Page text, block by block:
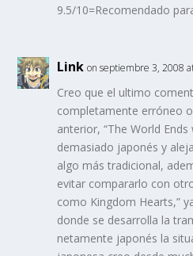
9.5/10=Recomendado
Link on septiembre 3, 2008
Creo que el ultimo
completamente erróneo
anterior, “The World
demasiado japonés y
algo más tradicional,
evitar compararlo con
como Kingdom Hearts,”
donde se desarrolla la
netamente japonés la